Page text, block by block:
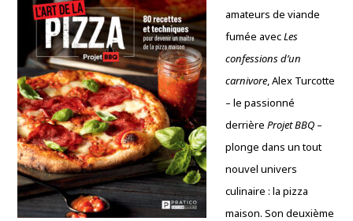
amateurs de viande
fumée avecLes
confessions d’un
carnivore, Alex Turcotte
– le passionné
derrièreProjet BBQ –
plonge dans un tout
nouvel univers
culinaire : la pizza
maison. Son deuxième